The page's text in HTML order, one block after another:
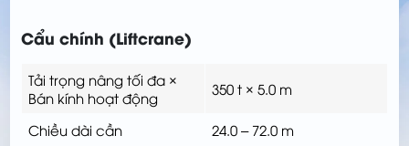
Cẩu chính (Liftcrane)
Tải trọng nâng tối đa ×
Bán kính hoạt động
350 t × 5.0 m
Chiều dài cần 24.0 – 72.0 m